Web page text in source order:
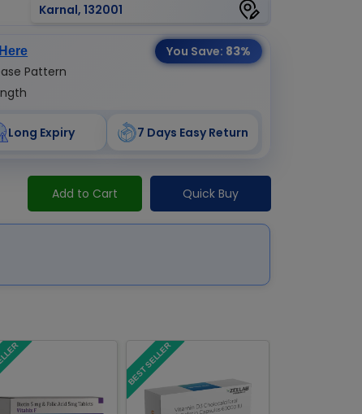
Karnal, 132001
You Save: 83%
Pattern
Long Expiry 7 Days Easy Return
Add to Cart Quick Buy
BEST SELLER